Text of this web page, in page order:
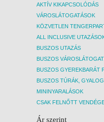
AKTÍV KIKAPCSOLÓDÁS
VÁROSLÁTOGATÁSOK
BUSZOS UTAZÁS
MININYARALÁSOK
Ár szerint